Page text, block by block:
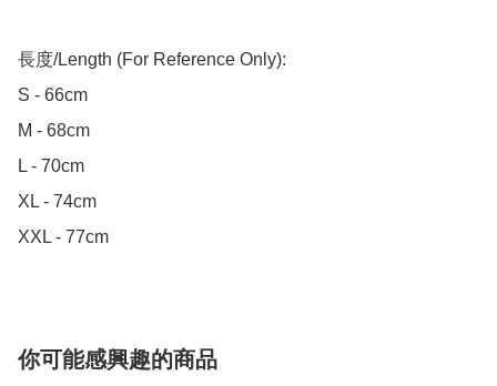
長度/Length (For Reference Only):
S - 66cm
M - 68cm
L - 70cm
XL - 74cm
XXL - 77cm
你可能感興趣的商品